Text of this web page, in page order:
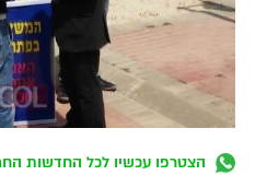
הצטרפו עכשיו לכל החדשות